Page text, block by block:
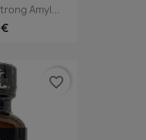
Amyl...
favorite_border